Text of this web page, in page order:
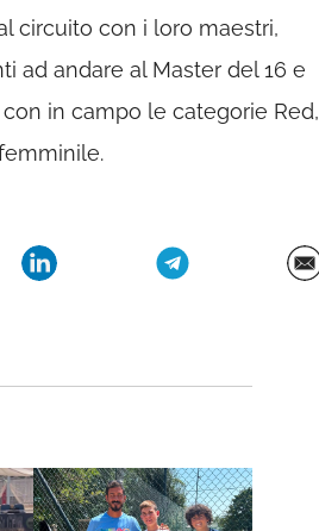
circuito con i loro maestri,
ad andare al Master del 16 e
in campo le categorie Red,